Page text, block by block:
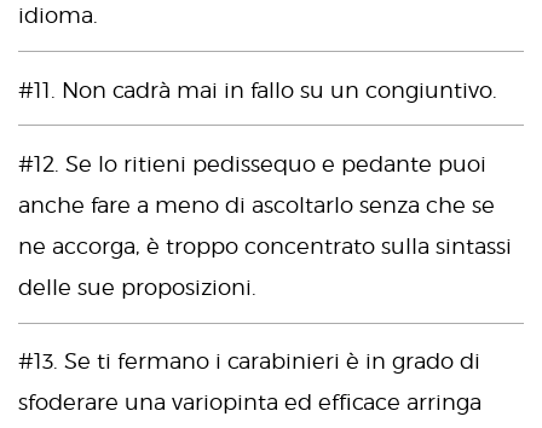
idioma.
#11. Non cadrà mai in fallo su un congiuntivo.
#12. Se lo ritieni pedissequo e pedante puoi
anche fare a meno di ascoltarlo senza che se
ne accorga, è troppo concentrato sulla sintassi
delle sue proposizioni.
#13. Se ti fermano i carabinieri è in grado di
sfoderare una variopinta ed efficace arringa